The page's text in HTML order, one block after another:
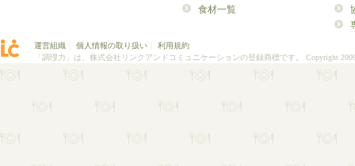
食材一覧
運営組織 個人情報の取り扱い
利用規約
「調理力」は、株式会社リンクアンドコミュニケーションの登録商標です。 Copyright